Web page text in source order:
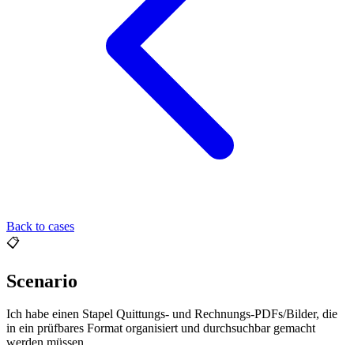
Back to cases
📋
Scenario
Ich habe einen Stapel Quittungs- und Rechnungs-PDFs/Bilder, die
in ein prüfbares Format organisiert und durchsuchbar gemacht